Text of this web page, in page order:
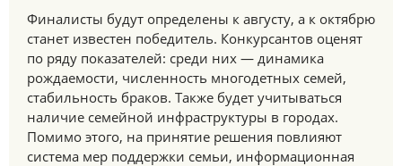
Финалисты будут определены к августу, а к октябрю
станет известен победитель. Конкурсантов оценят
по ряду показателей: среди них — динамика
рождаемости, численность многодетных семей,
стабильность браков. Также будет учитываться
наличие семейной инфраструктуры в городах.
Помимо этого, на принятие решения повлияют
система мер поддержки семьи, информационная